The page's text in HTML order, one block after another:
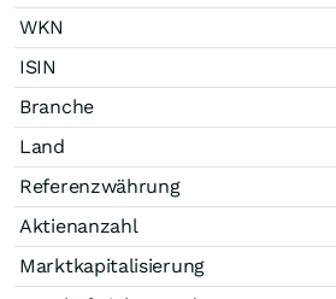
WKN
ISIN
Branche
Land
Referenzwährung
Aktienanzahl
Marktkapitalisierung